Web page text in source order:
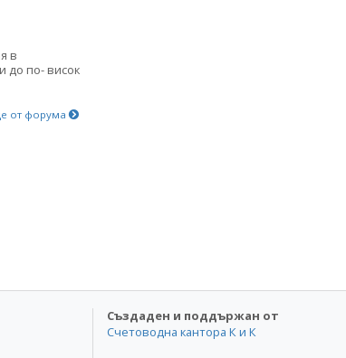
в
до по- висок
от форума
Създаден и поддържан от
Счетоводна кантора К и К